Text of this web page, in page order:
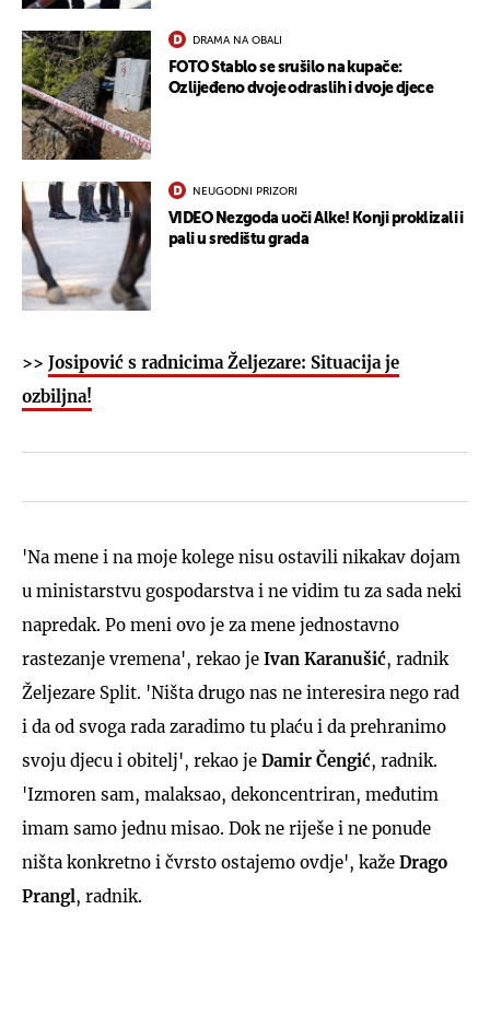
DRAMA NA OBALI
FOTO Stablo se srušilo na kupače:
Ozlijeđeno dvoje odraslih i dvoje djece
NEUGODNI PRIZORI
VIDEO Nezgoda uoči Alke! Konji proklizali i
pali u središtu grada
>> Josipović s radnicima Željezare: Situacija je
ozbiljna!
'Na mene i na moje kolege nisu ostavili nikakav dojam
u ministarstvu gospodarstva i ne vidim tu za sada neki
napredak. Po meni ovo je za mene jednostavno
rastezanje vremena', rekao je Ivan Karanušić, radnik
Željezare Split. 'Ništa drugo nas ne interesira nego rad
i da od svoga rada zaradimo tu plaću i da prehranimo
svoju djecu i obitelj', rekao je Damir Čengić, radnik.
'Izmoren sam, malaksao, dekoncentriran, međutim
imam samo jednu misao. Dok ne riješe i ne ponude
ništa konkretno i čvrsto ostajemo ovdje', kaže Drago
Prangl, radnik.